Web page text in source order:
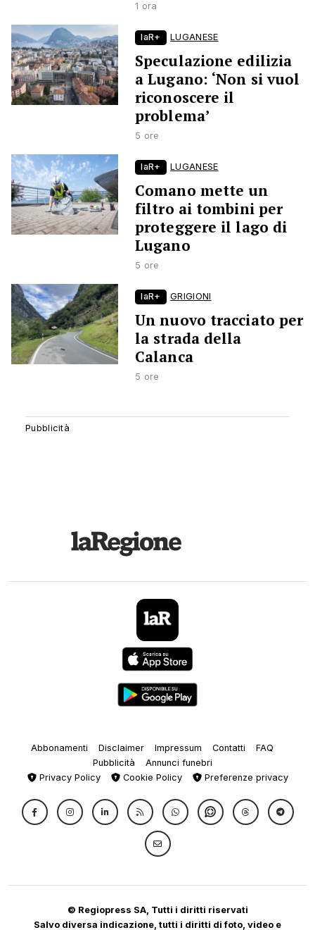
1 ora
laR+ LUGANESE
Speculazione edilizia
a Lugano: ‘Non si vuol
riconoscere il
problema’
5 ore
laR+ LUGANESE
Comano mette un
filtro ai tombini per
proteggere il lago di
Lugano
5 ore
laR+ GRIGIONI
Un nuovo tracciato per
la strada della
Calanca
5 ore
Abbonamenti Disclaimer Impressum Contatti
FAQ
Pubblicità
Annunci funebri
Privacy Policy
Cookie Policy Preferenze privacy
© Regiopress SA, Tutti i diritti riservati
Salvo diversa indicazione, tutti i diritti di foto, video e